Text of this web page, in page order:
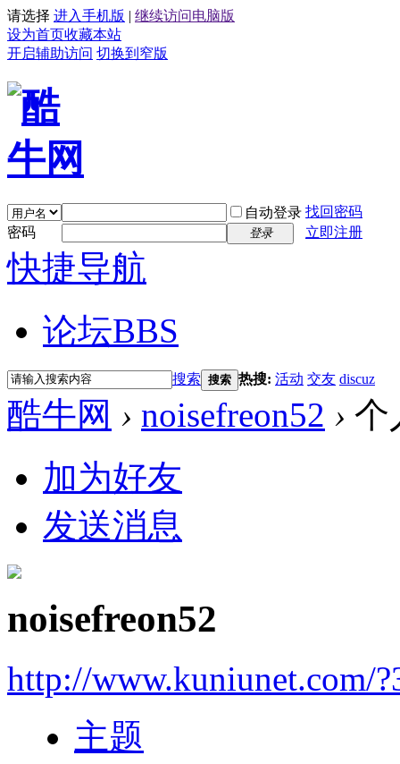
请选择 进入手机版 | 继续访问电脑版
设为首页收藏本站
开启辅助访问 切换到窄版
自动登录 找回密码
密码
登录 立即注册
快捷导航
论坛BBS
搜索 搜索 热搜: 活动 交友 discuz
酷牛网 › noisefreon52 › 个
加为好友
发送消息
noisefreon52
http://www.kuniunet.com/
主题